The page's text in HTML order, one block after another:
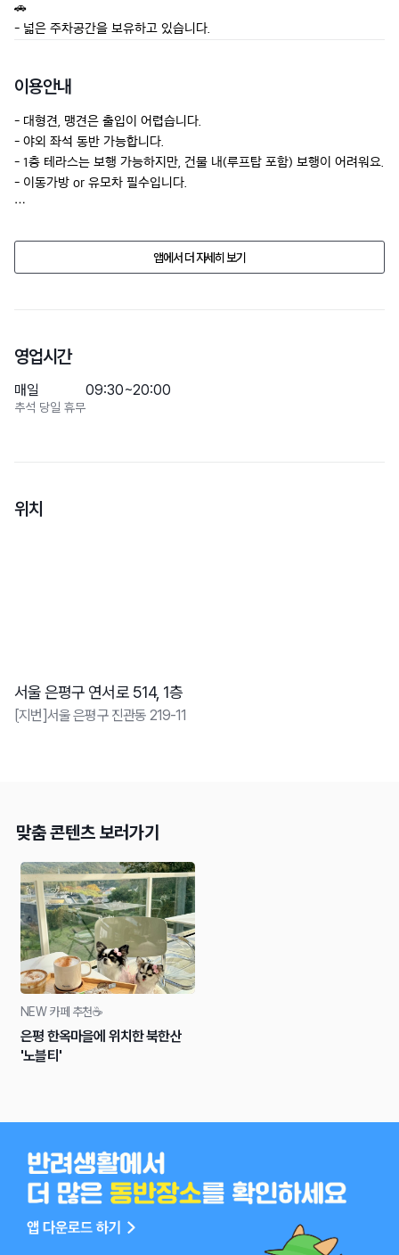
🚗
- 넓은 주차공간을 보유하고 있습니다.
이용안내
- 대형견, 맹견은 출입이 어렵습니다.
- 야외 좌석 동반 가능합니다.
- 1층 테라스는 보행 가능하지만, 건물 내(루프탑 포함) 보행이 어려워요.
- 이동가방 or 유모차 필수입니다.
변경될수 있습니다.
방문 전에 전화문의 해주세요.앱에서 더 자세히 보기
영업시간
매일 09:30~20:00
추석 당일 휴무
위치
서울 은평구 연서로 514, 1층
[지번]서울 은평구 진관동 219-11
맞춤 콘텐츠 보러가기
NEW 카페 추천☕
은평 한옥마을에 위치한 북한산
'노블티'